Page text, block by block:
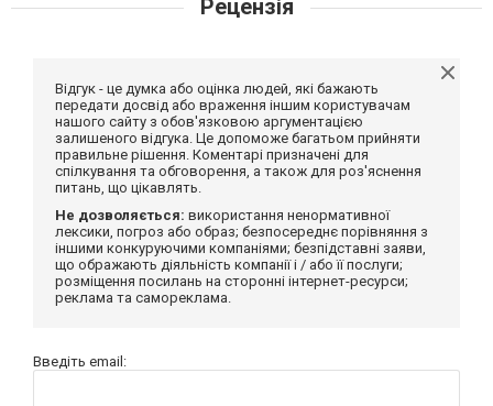
Рецензія
Відгук - це думка або оцінка людей, які бажають
передати досвід або враження іншим користувачам
нашого сайту з обов'язковою аргументацією
залишеного відгука. Це допоможе багатьом прийняти
правильне рішення. Коментарі призначені для
спілкування та обговорення, а також для роз'яснення
питань, що цікавлять.
Не дозволяється: використання ненормативної
лексики, погроз або образ; безпосереднє порівняння з
іншими конкуруючими компаніями; безпідставні заяви,
що ображають діяльність компанії і / або її послуги;
розміщення посилань на сторонні інтернет-ресурси;
реклама та самореклама.
Введіть email: